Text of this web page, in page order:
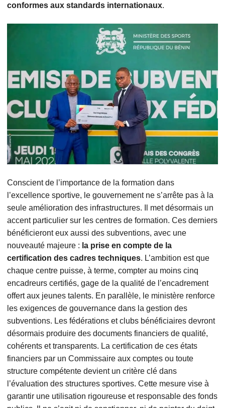
conformes aux standards internationaux.
Conscient de l’importance de la formation dans
l’excellence sportive, le gouvernement ne s’arrête pas à la
seule amélioration des infrastructures. Il met désormais un
accent particulier sur les centres de formation. Ces derniers
bénéficieront eux aussi des subventions, avec une
nouveauté majeure : la prise en compte de la
certification des cadres techniques. L’ambition est que
chaque centre puisse, à terme, compter au moins cinq
encadreurs certifiés, gage de la qualité de l’encadrement
offert aux jeunes talents. En parallèle, le ministère renforce
les exigences de gouvernance dans la gestion des
subventions. Les fédérations et clubs bénéficiaires devront
désormais produire des documents financiers de qualité,
cohérents et transparents. La certification de ces états
financiers par un Commissaire aux comptes ou toute
structure compétente devient un critère clé dans
l’évaluation des structures sportives. Cette mesure vise à
garantir une utilisation rigoureuse et responsable des fonds